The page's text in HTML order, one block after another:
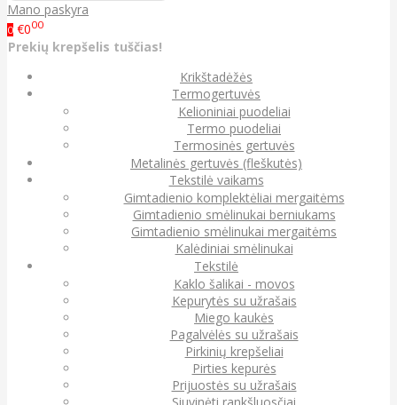
Mano paskyra
0 €000
Prekių krepšelis tuščias!
Krikštadėžės
Termogertuvės
Kelioniniai puodeliai
Termo puodeliai
Termosinės gertuvės
Metalinės gertuvės (fleškutės)
Tekstilė vaikams
Gimtadienio komplektėliai mergaitėms
Gimtadienio smėlinukai berniukams
Gimtadienio smėlinukai mergaitėms
Kalėdiniai smėlinukai
Tekstilė
Kaklo šalikai - movos
Kepurytės su užrašais
Miego kaukės
Pagalvėlės su užrašais
Pirkinių krepšeliai
Pirties kepurės
Prijuostės su užrašais
Siuvinėti rankšluosčiai